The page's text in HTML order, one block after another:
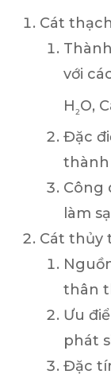
Cát
với
H2O,
Đặc
thành
Công
làm
Cát thủy
thân
Ưu
phát
Đặc